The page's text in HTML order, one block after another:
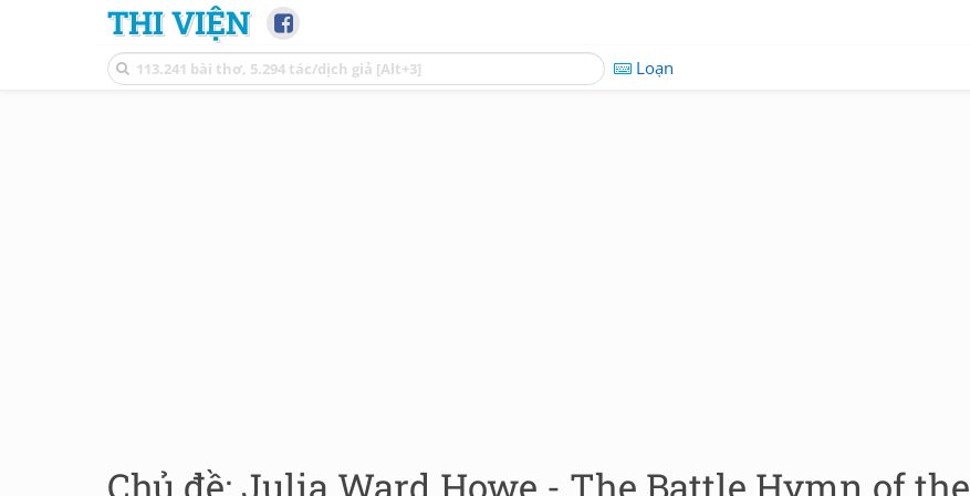
THI VIỆN
Loạn
Chủ đề: Julia Ward Howe - The Battle Hymn of the